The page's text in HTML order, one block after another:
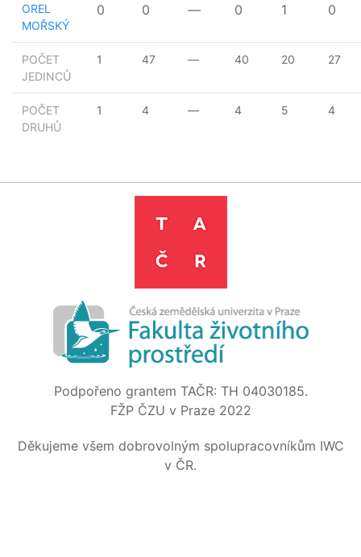
POČET
JEDINCŮ
1 47 — 40 20 27
POČET
DRUHŮ
1 4 — 4 5 4
OREL
MOŘSKÝ
0 0 — 0 1 0
Podpořeno grantem TAČR: TH 04030185.
FŽP ČZU v Praze 2022
Děkujeme všem dobrovolným spolupracovníkům IWC
v ČR.